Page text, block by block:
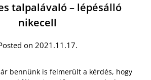
talpalávaló – lépésálló
nikecell
on 2021.11.17.
bennünk is felmerült a kérdés, hogy